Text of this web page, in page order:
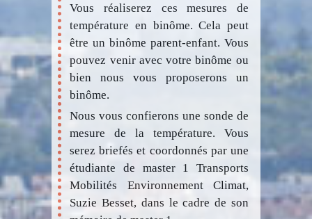
Vous réaliserez ces mesures de
température en binôme. Cela peut
être un binôme parent-enfant. Vous
pouvez venir avec votre binôme ou
bien nous vous proposerons un
binôme.
Nous vous confierons une sonde de
mesure de la température. Vous
serez briefés et coordonnés par une
étudiante de master 1 Transports
Mobilités Environnement Climat,
Suzie Besset, dans le cadre de son